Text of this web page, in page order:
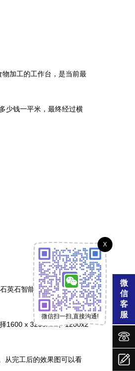
加工的工作台，是当前最
少钱一平米，最终经过横
英石智能科技加工产业
1600 x 3200mm、1200x2
从完工后的效果图可以看
微
信
客
服
X
微信扫一扫,直接沟通!


